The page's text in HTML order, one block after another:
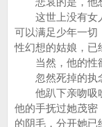
这世上没有女人
可以满足少年一切
性幻想的姑娘，已
当然，他的性欲
忽然死掉的执念
他趴下亲吻吸吮
他的手抚过她茂密
的阴毛，分开她